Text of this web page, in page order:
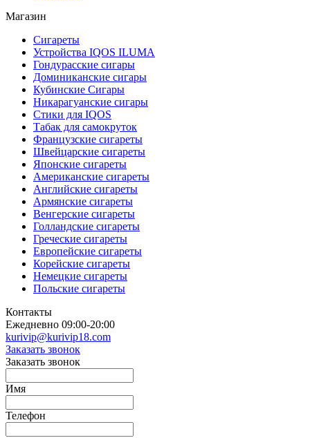
Магазин
Сигареты
Устройства IQOS ILUMA
Гондурасские сигары
Доминиканские сигары
Кубинские Сигары
Никарагуанские сигары
Стики для IQOS
Табак для самокруток
Французские сигареты
Швейцарские сигареты
Японские сигареты
Американские сигареты
Английские сигареты
Армянские сигареты
Венгерские сигареты
Голландские сигареты
Греческие сигареты
Европейские сигареты
Корейские сигареты
Немецкие сигареты
Польские сигареты
Контакты
Ежедневно 09:00-20:00
kurivip@kurivip18.com
Заказать звонок
Заказать звонок
Имя
Телефон